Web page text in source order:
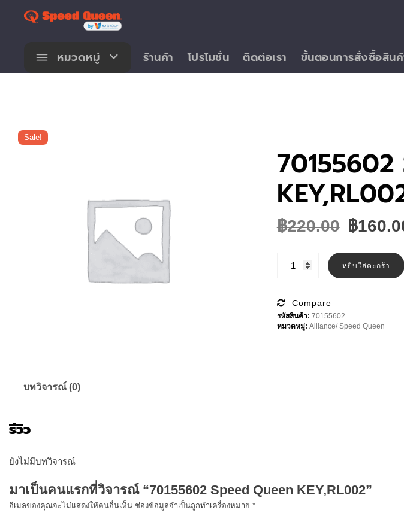
content
หมวดหมู่ ร้านค้า โปรโมชั่น ติดต่อเรา ขั้นตอนการสั่งซื้อสินค้
Sale!
฿220.00
was:
฿220.00.
฿
70155602
ชิ้น
หยิบใส่ตะกร้า
Compare
รหัสสินค้า: 70155602
หมวดหมู่: Alliance/ Speed Queen
บทวิจารณ์ (0)
รีวิว
ยังไม่มีบทวิจารณ์
มาเป็นคนแรกที่วิจารณ์ “70155602 Speed Queen KEY,RL002”
อีเมลของคุณจะไม่แสดงให้คนอื่นเห็น ช่องข้อมูลจำเป็นถูกทำเครื่องหมาย *